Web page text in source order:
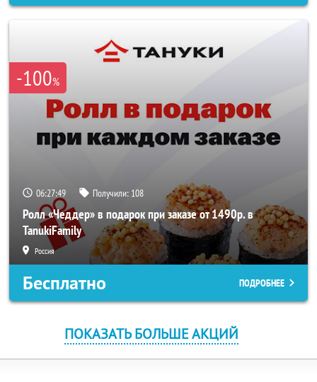
-100%
06:27:49 Получили: 108
Ролл «Чеддер» в подарок при заказе от 1490р. в
TanukiFamily
Россия
Бесплатно ПОДРОБНЕЕ
ПОКАЗАТЬ БОЛЬШЕ АКЦИЙ